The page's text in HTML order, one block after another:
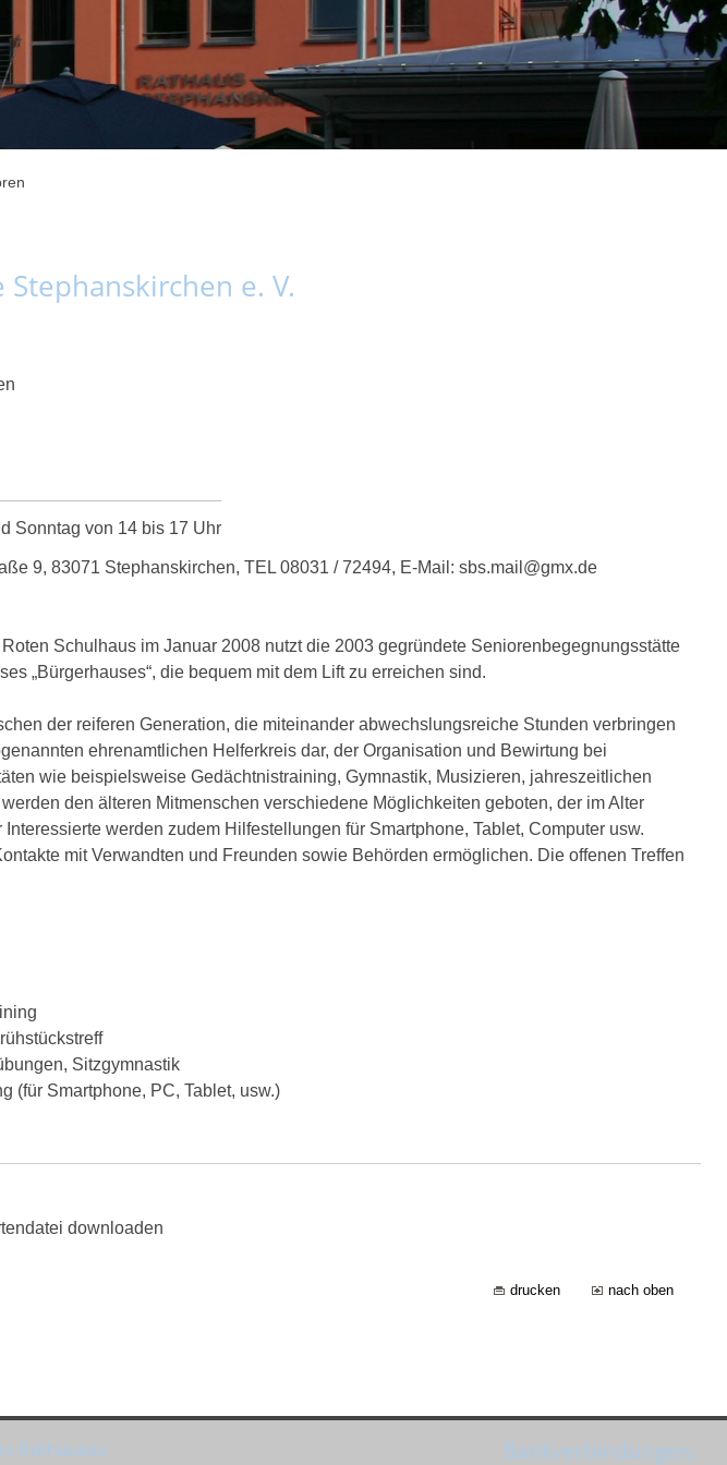
e. V.
Sonntag von 14 bis 17 Uhr
9, 83071 Stephanskirchen, TEL 08031 / 72494, E-Mail: sbs.mail@gmx.de
Schulhaus im Januar 2008 nutzt die 2003 gegründete Seniorenbegegnungsstätte
„Bürgerhauses“, die bequem mit dem Lift zu erreichen sind.
der reiferen Generation, die miteinander abwechslungsreiche Stunden verbringen
ehrenamtlichen Helferkreis dar, der Organisation und Bewirtung bei
wie beispielsweise Gedächtnistraining, Gymnastik, Musizieren, jahreszeitlichen
den älteren Mitmenschen verschiedene Möglichkeiten geboten, der im Alter
werden zudem Hilfestellungen für Smartphone, Tablet, Computer usw.
mit Verwandten und Freunden sowie Behörden ermöglichen. Die offenen Treffen
Sitzgymnastik
(für Smartphone, PC, Tablet, usw.)
downloaden
drucken nach oben
Rathauses Bankverbindungen: